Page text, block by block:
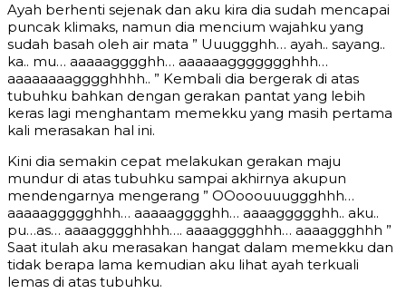
Ayah berhenti sejenak dan aku kira dia sudah mencapai
puncak klimaks, namun dia mencium wajahku yang
sudah basah oleh air mata ” Uuuggghh… ayah.. sayang..
ka.. mu… aaaaagggghh… aaaaaaggggggghhh…
aaaaaaaagggghhhh.. ” Kembali dia bergerak di atas
tubuhku bahkan dengan gerakan pantat yang lebih
keras lagi menghantam memekku yang masih pertama
kali merasakan hal ini.
Kini dia semakin cepat melakukan gerakan maju
mundur di atas tubuhku sampai akhirnya akupun
mendengarnya mengerang ” OOooouuuggghhh…
aaaaaggggghhh… aaaaagggghh… aaaaggggghh.. aku..
pu…as… aaaagggghhhh…. aaaagggghhh… aaaaggghhh ”
Saat itulah aku merasakan hangat dalam memekku dan
tidak berapa lama kemudian aku lihat ayah terkuali
lemas di atas tubuhku.